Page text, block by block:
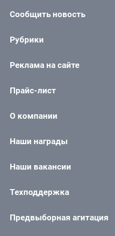
Сообщить новость
Рубрики
Реклама на сайте
Прайс-лист
О компании
Наши награды
Наши вакансии
Техподдержка
Предвыборная агитация